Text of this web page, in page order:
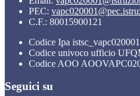
PEC:
C.F.: 80015900121
Codice Ipa istsc_vapc020001
Codice univoco ufficio
Codice AOO
Seguici su